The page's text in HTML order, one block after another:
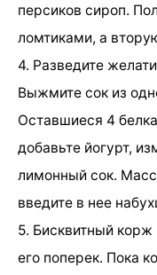
персиков сироп.
ломтиками, а
4. Разведите
Выжмите сок из
Оставшиеся 4
добавьте йогурт,
лимонный сок.
введите в нее
5. Бисквитный корж
его поперек. Пока